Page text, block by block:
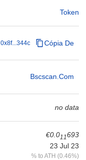
Token
0x8f...344c Cópia De
Bscscan.com
no data
€0.011693
23 Jul 23
% to ATH (0.46%)